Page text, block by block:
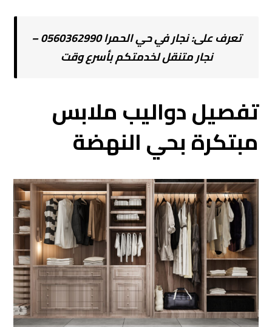
تعرف على:
نجار في حي الحمرا 0560362990 –
نجار متنقل لخدمتكم بأسرع وقت
تفصيل دواليب ملابس
مبتكرة بحي النهضة